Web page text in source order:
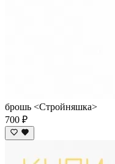
брошь <Стройняшка>
700 ₽